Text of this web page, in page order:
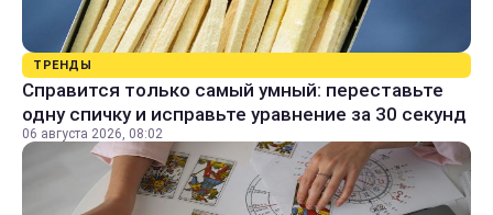
ТРЕНДЫ
Справится только самый умный: переставьте
одну спичку и исправьте уравнение за 30 секунд
06 августа 2026, 08:02